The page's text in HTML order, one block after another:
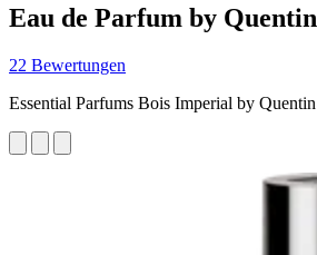
Eau de Parfum by
22 Bewertungen
Essential Parfums Bois Imperial by